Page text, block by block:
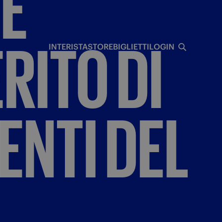
INTERISTASTOREBIGLIETTILOGIN
DI
DEL